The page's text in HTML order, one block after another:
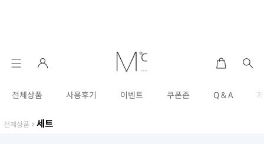
전체상품 사용후기 이벤트 쿠폰존 Q & A
전체상품 > 세트